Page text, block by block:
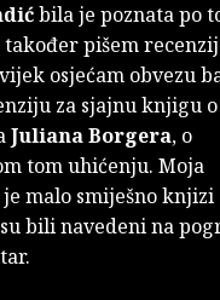
bila je poznata po
pišem
osjećam obvezu
za sjajnu knjigu o
Juliana Borgera, o
tom uhićenju. Moja
malo smiješno knjizi
bili navedeni na